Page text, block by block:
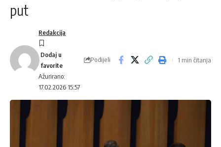
put
Ažurirano:
17.02.2026 15:57
Redakcija
Podijeli 1 min čitanja